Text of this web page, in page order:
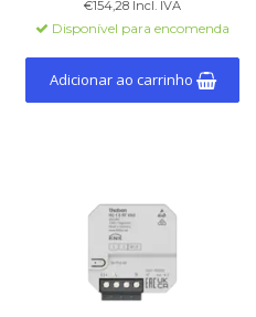
proteção solar e
posicionamento.
€154,28 Incl. IVA
Disponível para encomenda
Adicionar ao carrinho